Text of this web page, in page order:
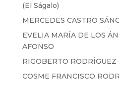
(El Ságalo)
MERCEDES CASTRO
EVELIA MARÍA DE LOS
AFONSO
RIGOBERTO RODRÍGUEZ
COSME FRANCISCO